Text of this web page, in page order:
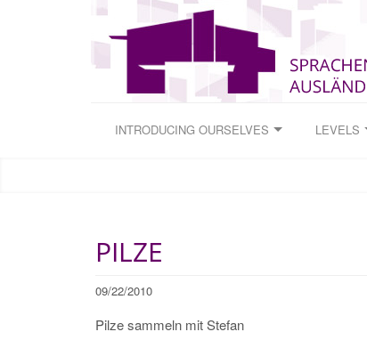
INTRODUCING OURSELVES LEVELS
PILZE
09/22/2010
Pilze sammeln mit Stefan